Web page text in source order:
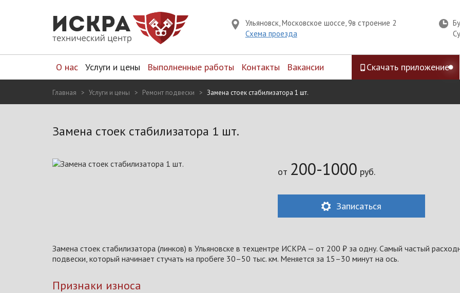
Ульяновск, Московское шоссе, 9в строение 2
Схема проезда
О нас Услуги и цены Выполненные работы Контакты Вакансии Скачать приложение
Главная Услуги и цены Ремонт подвески Замена стоек стабилизатора 1 шт.
Замена стоек стабилизатора 1 шт.
от 200-1000 руб.
Записаться
Замена стоек стабилизатора (линков) в Ульяновске в техцентре ИСКРА — от 200 ₽ за одну. Самый частый
подвески, который начинает стучать на пробеге 30–50 тыс. км. Меняется за 15–30 минут на ось.
Признаки износа